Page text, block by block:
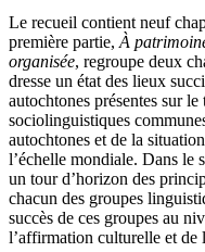
Le recueil contient neuf
première partie, À
organisée, regroupe deux
dresse un état des lieux
autochtones présentes sur
sociolinguistiques
autochtones et de la
l’échelle mondiale. Dans le
un tour d’horizon des
chacun des groupes
succès de ces groupes au
l’affirmation culturelle et de